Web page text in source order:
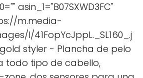
asin_1="B07SXWD3FC"
m.media-
I/41FopYcJppL._SL160_.j
styler - Plancha de pelo
todo tipo de cabello,